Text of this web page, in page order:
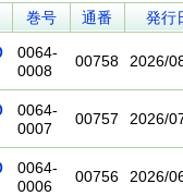
巻号 通番 発行
0064-
0008
00758 2026/
0064-
0007
00757 2026/
0064-
0006
00756 2026/